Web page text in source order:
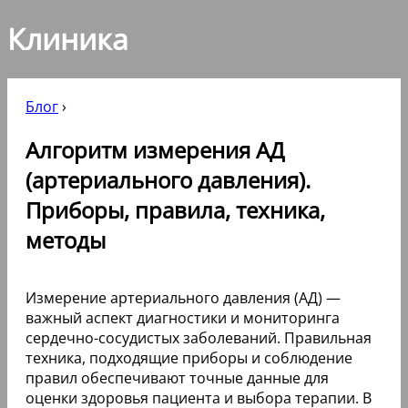
Клиника
Блог›
Алгоритм измерения АД
(артериального давления).
Приборы, правила, техника,
методы
Измерение артериального давления (АД) —
важный аспект диагностики и мониторинга
сердечно-сосудистых заболеваний. Правильная
техника, подходящие приборы и соблюдение
правил обеспечивают точные данные для
оценки здоровья пациента и выбора терапии. В